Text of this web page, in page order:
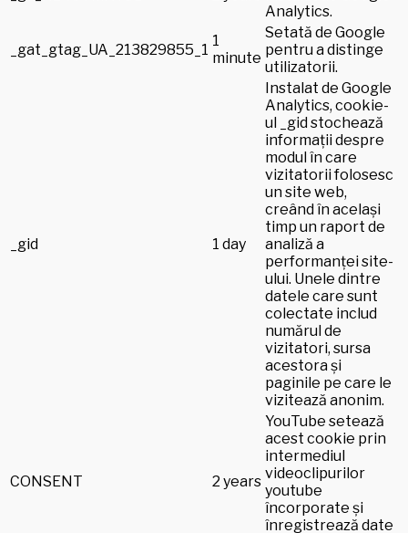
Analytics.
_gat_gtag_UA_213829855_1
1
minute
Setată de Google
pentru a distinge
utilizatorii.
_gid 1 day
Instalat de Google
Analytics, cookie-
ul _gid stochează
informații despre
modul în care
vizitatorii folosesc
un site web,
creând în același
timp un raport de
analiză a
performanței site-
ului. Unele dintre
datele care sunt
colectate includ
numărul de
vizitatori, sursa
acestora și
paginile pe care le
vizitează anonim.
CONSENT 2 years
YouTube setează
acest cookie prin
intermediul
videoclipurilor
youtube
încorporate și
înregistrează date